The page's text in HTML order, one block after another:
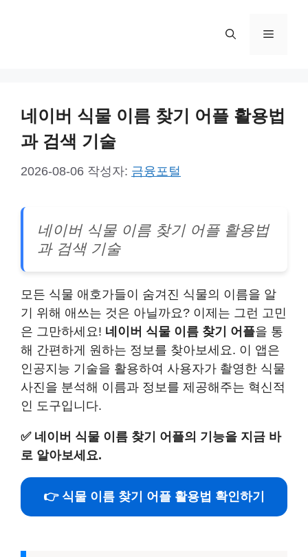
메
네이버 식물 이름 찾기 어플 활용법
과 검색 기술
2026-08-06 작성자: 금융포털
네이버 식물 이름 찾기 어플 활용법
과 검색 기술
모든 식물 애호가들이 숨겨진 식물의 이름을 알
기 위해 애쓰는 것은 아닐까요? 이제는 그런 고민
은 그만하세요! 네이버 식물 이름 찾기 어플을 통
해 간편하게 원하는 정보를 찾아보세요. 이 앱은
인공지능 기술을 활용하여 사용자가 촬영한 식물
사진을 분석해 이름과 정보를 제공해주는 혁신적
인 도구입니다.
✅ 네이버 식물 이름 찾기 어플의 기능을 지금 바
로 알아보세요.
👉 식물 이름 찾기 어플 활용법 확인하기